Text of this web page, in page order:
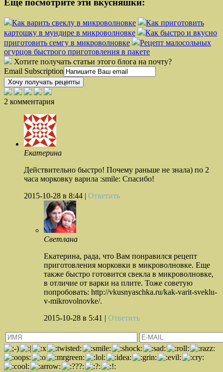
Еще посмотрите эти вкусняшки:
Как варить свеклу в микроволновке
Как приготовить
картошку в мундире в микроволновке
Как быстро и вкусно
приготовить семгу в микроволновке
Рецепт малосольных
огурцов быстрого приготовления в пакете
Хотите получать статьи этого блога на почту?
Email Subscription
Хочу получать рецепты
2 комментария
Екатерина
Действительно быстро! Почему раньше не знала) по 2
часа морковку варила :smile: Спасибо!
2015-10-28 в 8:44 | Ответить
Светлана
Екатерина, рада, что Вам понравился рецепт
приготовления морковки в микроволновке. Еще
также быстро готовится свекла в микроволновке,
в отличие от варки на плите. Тоже советую
попробовать: http://vkusnyaschka.ru/kak-varit-sveklu-
v-mikrovolnovke/.
2015-10-28 в 5:41 | Ответить